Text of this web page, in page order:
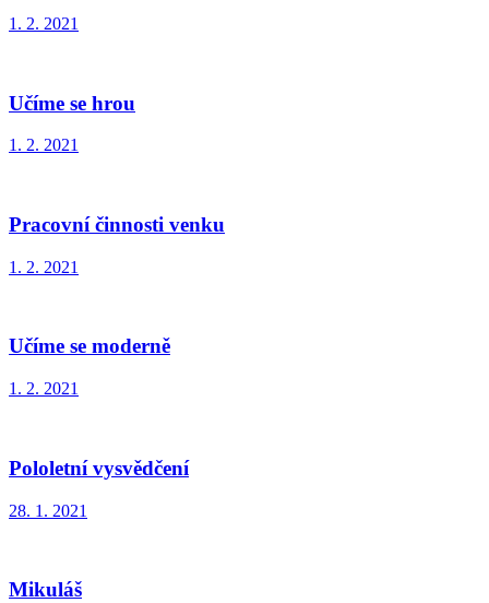
1. 2. 2021
Učíme se hrou
1. 2. 2021
Pracovní činnosti venku
1. 2. 2021
Učíme se moderně
1. 2. 2021
Pololetní vysvědčení
28. 1. 2021
Mikuláš